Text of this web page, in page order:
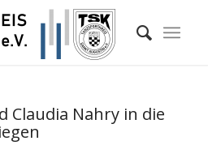
Claudia Nahry in die